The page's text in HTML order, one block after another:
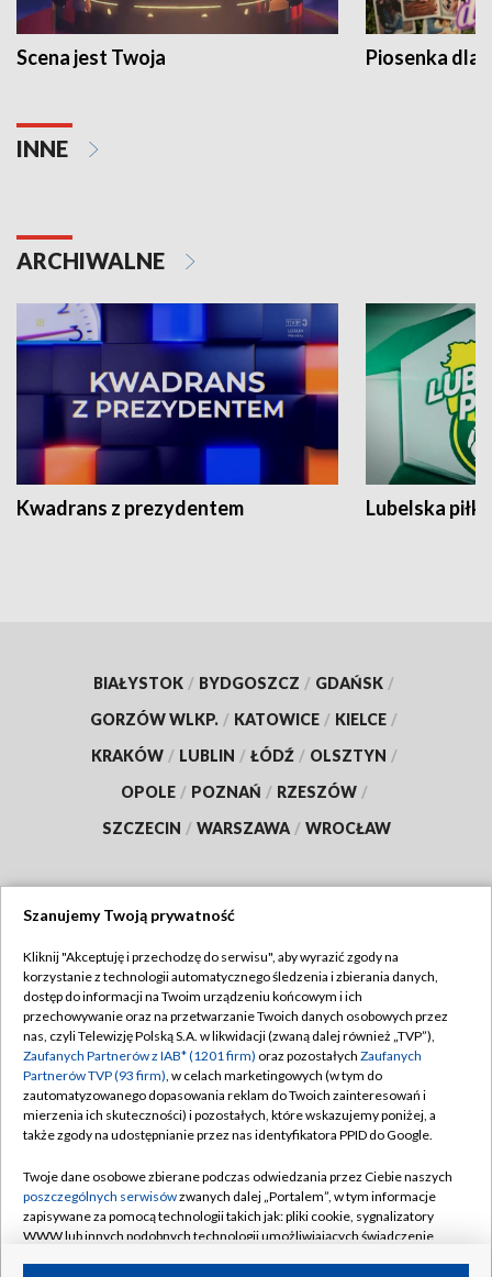
Scena jest Twoja Piosenka dla
INNE
ARCHIWALNE
Kwadrans z prezydentem Lubelska piłka
BIAŁYSTOK / BYDGOSZCZ / GDAŃSK /
GORZÓW WLKP. / KATOWICE / KIELCE /
KRAKÓW / LUBLIN / ŁÓDŹ / OLSZTYN /
OPOLE / POZNAŃ / RZESZÓW /
SZCZECIN / WARSZAWA / WROCŁAW
TVP
Abonament TVP
Emisja w TVP
Centrum informacji TVP
Naziemna Telewizja Cyfrowa
Rada Programowa
System NOS
Informacje o nadawcy
Regulamin TVP
Polityka prywatności
Moje zgody
Pomoc
Kontakt
Kanały
Szanujemy Twoją prywatność
Kliknij "Akceptuję i przechodzę do serwisu", aby wyrazić zgody na
korzystanie z technologii automatycznego śledzenia i zbierania danych,
dostęp do informacji na Twoim urządzeniu końcowym i ich
przechowywanie oraz na przetwarzanie Twoich danych osobowych przez
nas, czyli Telewizję Polską S.A. w likwidacji (zwaną dalej również „TVP”),
Zaufanych Partnerów z IAB* (1201 firm) oraz pozostałych Zaufanych
Partnerów TVP (93 firm), w celach marketingowych (w tym do
zautomatyzowanego dopasowania reklam do Twoich zainteresowań i
mierzenia ich skuteczności) i pozostałych, które wskazujemy poniżej, a
także zgody na udostępnianie przez nas identyfikatora PPID do Google.
Twoje dane osobowe zbierane podczas odwiedzania przez Ciebie naszych
poszczególnych serwisówzwanych dalej „Portalem”, w tym informacje
zapisywane za pomocą technologii takich jak: pliki cookie, sygnalizatory
WWW lub innych podobnych technologii umożliwiających świadczenie